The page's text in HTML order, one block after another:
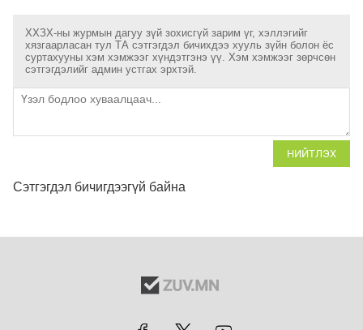
ХХЗХ-ны журмын дагуу зүй зохисгүй зарим үг, хэллэгийг
хязгаарласан тул ТА сэтгэгдэл бичихдээ хууль зүйн болон ёс
суртахууны хэм хэмжээг хүндэтгэнэ үү. Хэм хэмжээг зөрчсөн
сэтгэгдэлийг админ устгах эрхтэй.
НИЙТЛЭХ
Сэтгэгдэл бичигдээгүй байна